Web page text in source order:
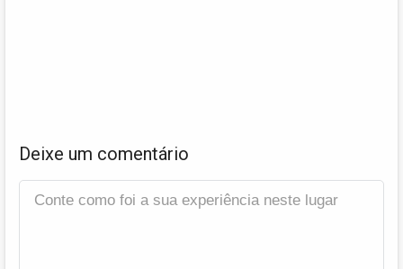
Deixe um comentário